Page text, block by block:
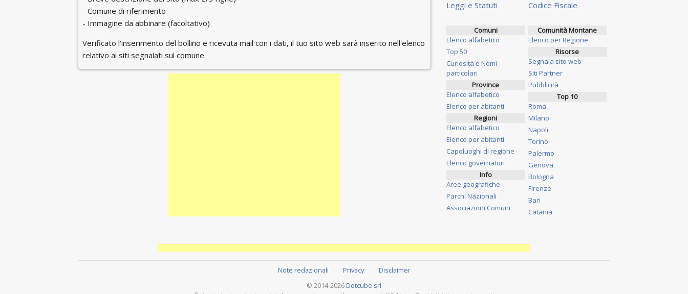
- Comune di riferimento
- Immagine da abbinare (facoltativo)
Verificato l'inserimento del bollino e ricevuta mail con i dati, il tuo sito web sarà inserito nell'elenco
relativo ai siti segnalati sul comune.
Leggi e Statuti
Codice Fiscale
Comuni
Elenco alfabetico
Top 50
Curiosità e Nomi
particolari
Province
Elenco alfabetico
Elenco per abitanti
Regioni
Elenco alfabetico
Elenco per abitanti
Capoluoghi di regione
Elenco governatori
Info
Aree geografiche
Parchi Nazionali
Associazioni Comuni
Comunità Montane
Elenco per Regione
Risorse
Segnala sito web
Siti Partner
Pubblicità
Top 10
Roma
Milano
Napoli
Torino
Palermo
Genova
Bologna
Firenze
Bari
Catania
Note redazionali Privacy
Disclaimer
© 2014-2026 Dotcube srl